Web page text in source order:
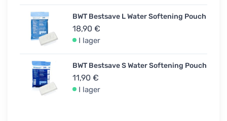
BWT Bestsave L Water Softening Pouch
18,90 €
I lager
BWT Bestsave S Water Softening Pouch
11,90 €
I lager